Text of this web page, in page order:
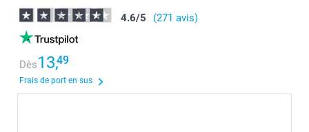
4.6/5 (271 avis)
Dès13,49
Frais de port en sus